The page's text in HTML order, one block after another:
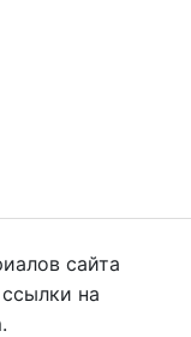
сайта
на